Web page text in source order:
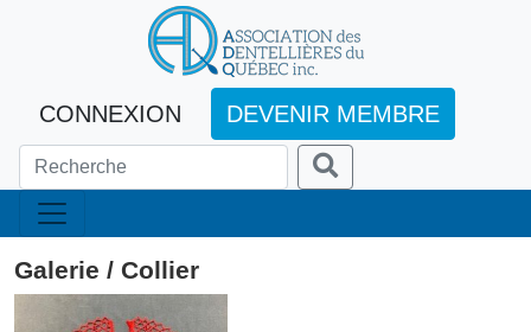
CONNEXION DEVENIR MEMBRE
Galerie / Collier